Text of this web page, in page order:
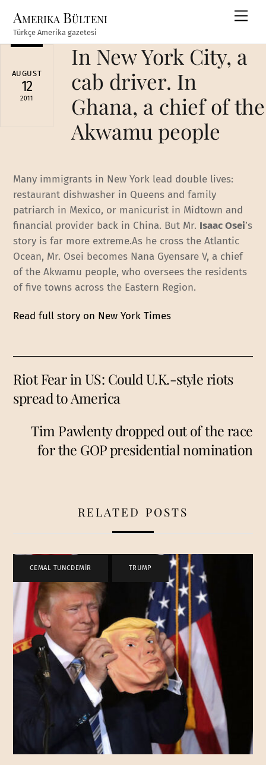
content
Amerika Bülteni
Türkçe Amerika gazetesi
AUGUST
12
2011
In New York City, a
cab driver. In
Ghana, a chief of the
Akwamu people
Many immigrants in New York lead double lives:
restaurant dishwasher in Queens and family
patriarch in Mexico, or manicurist in Midtown and
financial provider back in China. But Mr. Isaac Osei’s
story is far more extreme.As he cross the Atlantic
Ocean, Mr. Osei becomes Nana Gyensare V, a chief
of the Akwamu people, who oversees the residents
of five towns across the Eastern Region.
Read full story on New York Times
Riot Fear in US: Could U.K.-style riots
spread to America
Tim Pawlenty dropped out of the race
for the GOP presidential nomination
RELATED POSTS
CEMAL TUNCDEMİR TRUMP